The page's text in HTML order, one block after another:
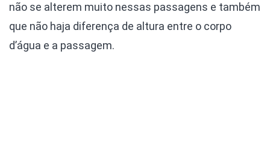
não se alterem muito nessas passagens e também
que não haja diferença de altura entre o corpo
d’água e a passagem.